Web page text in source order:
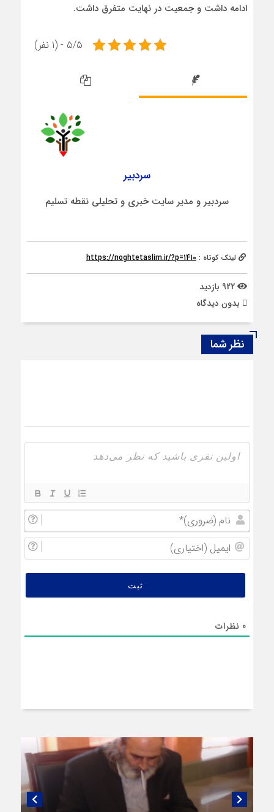
ادامه داشت و جمعیت در نهایت متفرق داشت.
5/5 - (1 نفر)
سردبیر
سردبیر و مدیر سایت خبری و تحلیلی نقطه تسلیم
لینک کوتاه : https://noghtetaslim.ir/?p=1410
بدون دیدگاه
نظر شما
0 نظرات